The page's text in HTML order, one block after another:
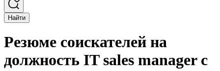
Найти
Резюме соискателей на
должность IT sales manager с